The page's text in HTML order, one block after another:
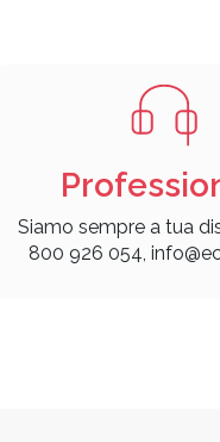
Siamo sempre a tua
800 926 054,